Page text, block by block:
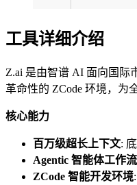
工具详细介绍
Z.ai 是由智谱 AI 面向国际
革命性的 ZCode 环境，为
核心能力
百万级超长上下文:
Agentic 智能体工作流
ZCode 智能开发环境